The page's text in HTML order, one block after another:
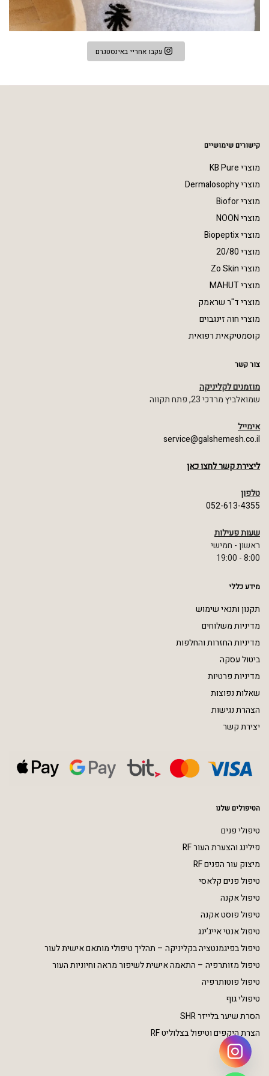
עקבו אחריי באינסטגרם
קישורים שימושיים
מוצרי KB Pure
מוצרי Dermalosophy
מוצרי Biofor
מוצרי NOON
מוצרי Biopeptix
מוצרי 20/80
מוצרי Zo Skin
מוצרי MAHUT
מוצרי ד"ר שראמק
מוצרי חוה זינגבוים
קוסמטיקאית רפואית
צור קשר
מוזמנים לקליניקה
שמואלביץ מרדכי 23, פתח תקווה
אימייל
service@galshemesh.co.il
ליצירת קשר לחצו כאן
טלפון
052-613-4355
שעות פעילות
ראשון - חמישי
8:00 - 19:00
מידע כללי
תקנון ותנאי שימוש
מדיניות משלוחים
מדיניות החזרות והחלפות
ביטול עסקה
מדיניות פרטיות
שאלות נפוצות
הצהרת נגישות
יצירת קשר
הטיפולים שלנו
טיפולי פנים
פילינג והצערת העור RF
מיצוק עור הפנים RF
טיפול פנים קלאסי
טיפול אקנה
טיפול פוסט אקנה
טיפול אנטי אייג’ינג
טיפול בפיגמנטציה בקליניקה – תהליך טיפולי מותאם אישית לעור
טיפול מזותרפיה – התאמה אישית לשיפור מראה וחיוניות העור
טיפול פוטותרפיה
טיפולי גוף
הסרת שיער בלייזר SHR
הצרת היקפים וטיפול בצלוליט RF